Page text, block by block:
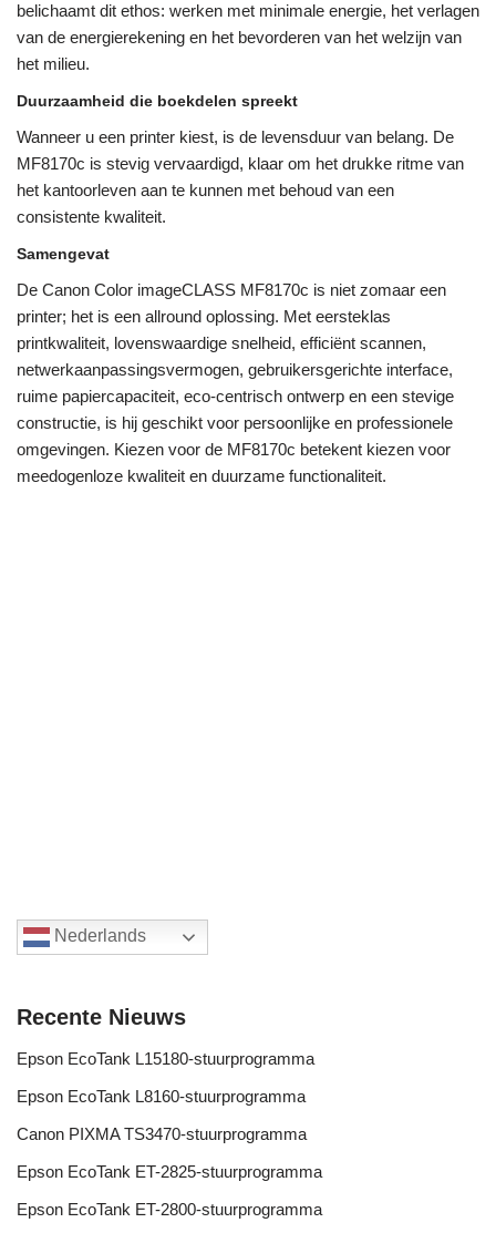
belichaamt dit ethos: werken met minimale energie, het verlagen
van de energierekening en het bevorderen van het welzijn van
het milieu.
Duurzaamheid die boekdelen spreekt
Wanneer u een printer kiest, is de levensduur van belang. De
MF8170c is stevig vervaardigd, klaar om het drukke ritme van
het kantoorleven aan te kunnen met behoud van een
consistente kwaliteit.
Samengevat
De Canon Color imageCLASS MF8170c is niet zomaar een
printer; het is een allround oplossing. Met eersteklas
printkwaliteit, lovenswaardige snelheid, efficiënt scannen,
netwerkaanpassingsvermogen, gebruikersgerichte interface,
ruime papiercapaciteit, eco-centrisch ontwerp en een stevige
constructie, is hij geschikt voor persoonlijke en professionele
omgevingen. Kiezen voor de MF8170c betekent kiezen voor
meedogenloze kwaliteit en duurzame functionaliteit.
Nederlands
Recente Nieuws
Epson EcoTank L15180-stuurprogramma
Epson EcoTank L8160-stuurprogramma
Canon PIXMA TS3470-stuurprogramma
Epson EcoTank ET-2825-stuurprogramma
Epson EcoTank ET-2800-stuurprogramma